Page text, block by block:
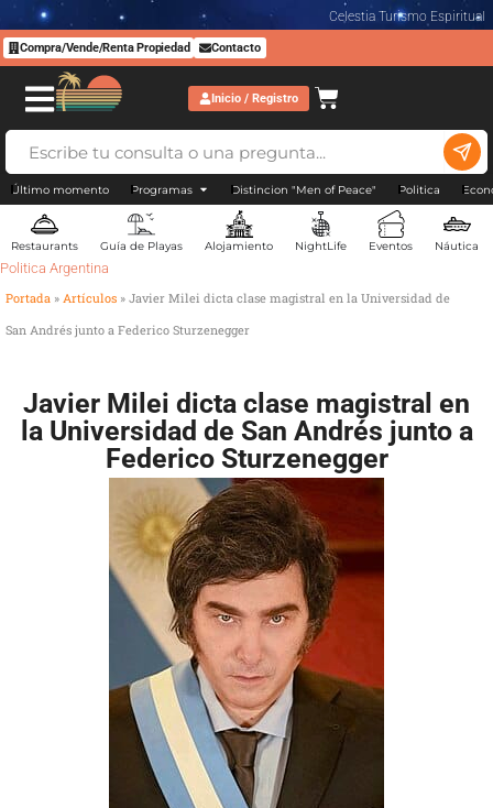
Celestia Turismo Espiritual
Compra/Vende/Renta Propiedad Contacto
Inicio / Registro
Último momento Programas Distincion "Men of Peace" Politica
Restaurants Guía de Playas Alojamiento NightLife Eventos Náutica
Politica Argentina
Portada » Artículos » Javier Milei dicta clase magistral en la Universidad de
San Andrés junto a Federico Sturzenegger
Javier Milei dicta clase magistral en
la Universidad de San Andrés junto a
Federico Sturzenegger